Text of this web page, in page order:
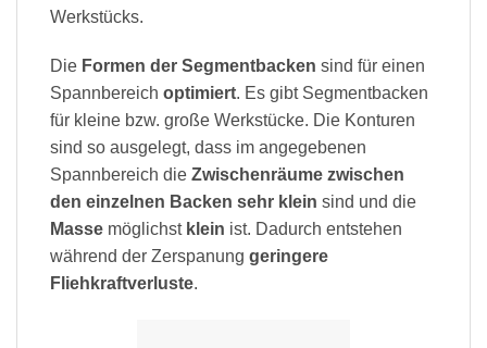
Werkstücks.
Die Formen der Segmentbacken sind für einen
Spannbereich optimiert. Es gibt Segmentbacken
für kleine bzw. große Werkstücke. Die Konturen
sind so ausgelegt, dass im angegebenen
Spannbereich die Zwischenräume zwischen
den einzelnen Backen sehr klein sind und die
Masse möglichst klein ist. Dadurch entstehen
während der Zerspanung geringere
Fliehkraftverluste.